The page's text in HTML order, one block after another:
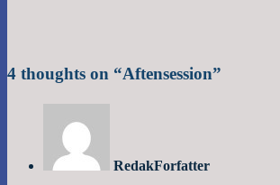
4 thoughts on “Aftensession”
RedakForfatter